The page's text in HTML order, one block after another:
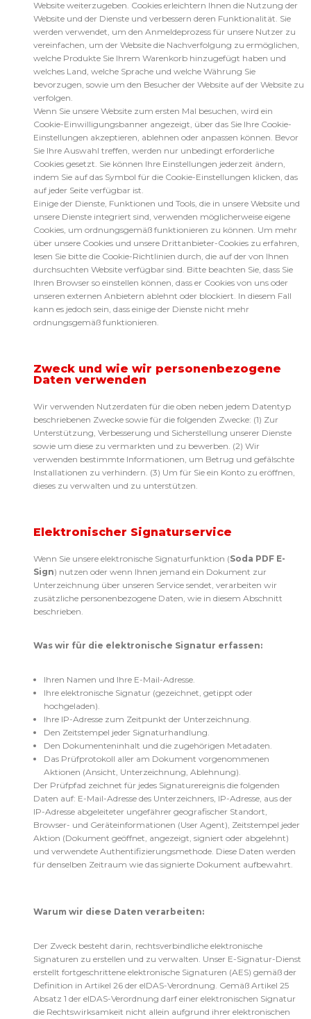
Website weiterzugeben. Cookies erleichtern Ihnen die Nutzung der
Website und der Dienste und verbessern deren Funktionalität. Sie
werden verwendet, um den Anmeldeprozess für unsere Nutzer zu
vereinfachen, um der Website die Nachverfolgung zu ermöglichen,
welche Produkte Sie Ihrem Warenkorb hinzugefügt haben und
welches Land, welche Sprache und welche Währung Sie
bevorzugen, sowie um den Besucher der Website auf der Website zu
verfolgen.
Wenn Sie unsere Website zum ersten Mal besuchen, wird ein
Cookie-Einwilligungsbanner angezeigt, über das Sie Ihre Cookie-
Einstellungen akzeptieren, ablehnen oder anpassen können. Bevor
Sie Ihre Auswahl treffen, werden nur unbedingt erforderliche
Cookies gesetzt. Sie können Ihre Einstellungen jederzeit ändern,
indem Sie auf das Symbol für die Cookie-Einstellungen klicken, das
auf jeder Seite verfügbar ist.
Einige der Dienste, Funktionen und Tools, die in unsere Website und
unsere Dienste integriert sind, verwenden möglicherweise eigene
Cookies, um ordnungsgemäß funktionieren zu können. Um mehr
über unsere Cookies und unsere Drittanbieter-Cookies zu erfahren,
lesen Sie bitte die Cookie-Richtlinien durch, die auf der von Ihnen
durchsuchten Website verfügbar sind. Bitte beachten Sie, dass Sie
Ihren Browser so einstellen können, dass er Cookies von uns oder
unseren externen Anbietern ablehnt oder blockiert. In diesem Fall
kann es jedoch sein, dass einige der Dienste nicht mehr
ordnungsgemäß funktionieren.
Zweck und wie wir personenbezogene
Daten verwenden
Wir verwenden Nutzerdaten für die oben neben jedem Datentyp
beschriebenen Zwecke sowie für die folgenden Zwecke: (1) Zur
Unterstützung, Verbesserung und Sicherstellung unserer Dienste
sowie um diese zu vermarkten und zu bewerben. (2) Wir
verwenden bestimmte Informationen, um Betrug und gefälschte
Installationen zu verhindern. (3) Um für Sie ein Konto zu eröffnen,
dieses zu verwalten und zu unterstützen.
Elektronischer Signaturservice
Wenn Sie unsere elektronische Signaturfunktion (Soda PDF E-
Sign) nutzen oder wenn Ihnen jemand ein Dokument zur
Unterzeichnung über unseren Service sendet, verarbeiten wir
zusätzliche personenbezogene Daten, wie in diesem Abschnitt
beschrieben.
Was wir für die elektronische Signatur erfassen:
Ihren Namen und Ihre E-Mail-Adresse.
Ihre elektronische Signatur (gezeichnet, getippt oder
hochgeladen).
Ihre IP-Adresse zum Zeitpunkt der Unterzeichnung.
Den Zeitstempel jeder Signaturhandlung.
Den Dokumenteninhalt und die zugehörigen Metadaten.
Das Prüfprotokoll aller am Dokument vorgenommenen
Aktionen (Ansicht, Unterzeichnung, Ablehnung).
Der Prüfpfad zeichnet für jedes Signaturereignis die folgenden
Daten auf: E-Mail-Adresse des Unterzeichners, IP-Adresse, aus der
IP-Adresse abgeleiteter ungefährer geografischer Standort,
Browser- und Geräteinformationen (User Agent), Zeitstempel jeder
Aktion (Dokument geöffnet, angezeigt, signiert oder abgelehnt)
und verwendete Authentifizierungsmethode. Diese Daten werden
für denselben Zeitraum wie das signierte Dokument aufbewahrt.
Warum wir diese Daten verarbeiten:
Der Zweck besteht darin, rechtsverbindliche elektronische
Signaturen zu erstellen und zu verwalten. Unser E-Signatur-Dienst
erstellt fortgeschrittene elektronische Signaturen (AES) gemäß der
Definition in Artikel 26 der eIDAS-Verordnung. Gemäß Artikel 25
Absatz 1 der eIDAS-Verordnung darf einer elektronischen Signatur
die Rechtswirksamkeit nicht allein aufgrund ihrer elektronischen